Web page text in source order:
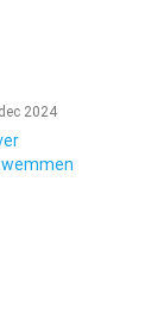
2024